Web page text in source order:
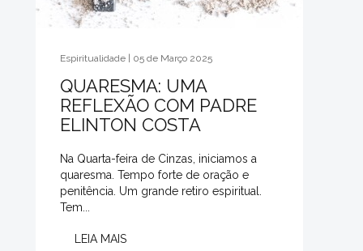
Espiritualidade | 05 de Março 2025
QUARESMA: UMA
REFLEXÃO COM PADRE
ELINTON COSTA
Na Quarta-feira de Cinzas, iniciamos a
quaresma. Tempo forte de oração e
penitência. Um grande retiro espiritual.
Tem...
LEIA MAIS